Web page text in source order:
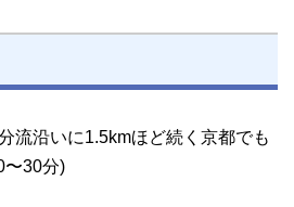
流沿いに1.5kmほど続く京都でも
〜30分)